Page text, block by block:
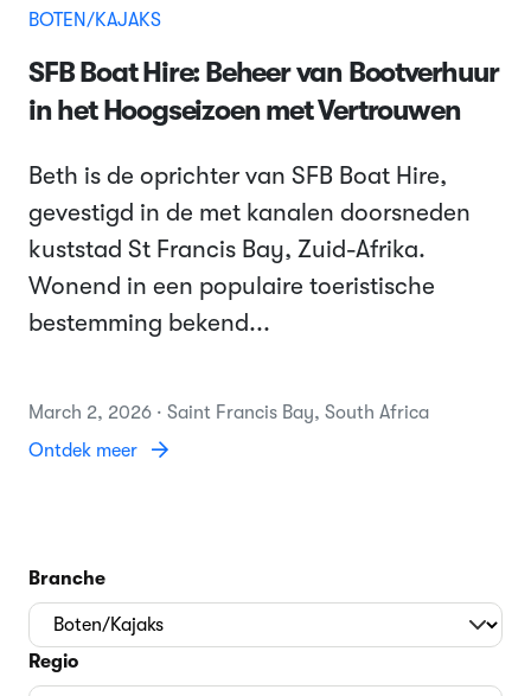
BOTEN/KAJAKS
SFB Boat Hire: Beheer van Bootverhuur
in het Hoogseizoen met Vertrouwen
Beth is de oprichter van SFB Boat Hire,
gevestigd in de met kanalen doorsneden
kuststad St Francis Bay, Zuid-Afrika.
Wonend in een populaire toeristische
bestemming bekend...
March 2, 2026 · Saint Francis Bay, South Africa
Ontdek meer
Branche
Regio